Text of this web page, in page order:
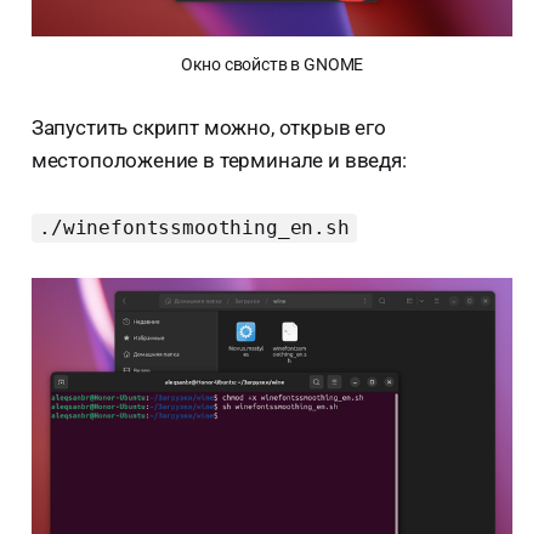
Окно свойств в GNOME
Запустить скрипт можно, открыв его
местоположение в терминале и введя:
./winefontssmoothing_en.sh